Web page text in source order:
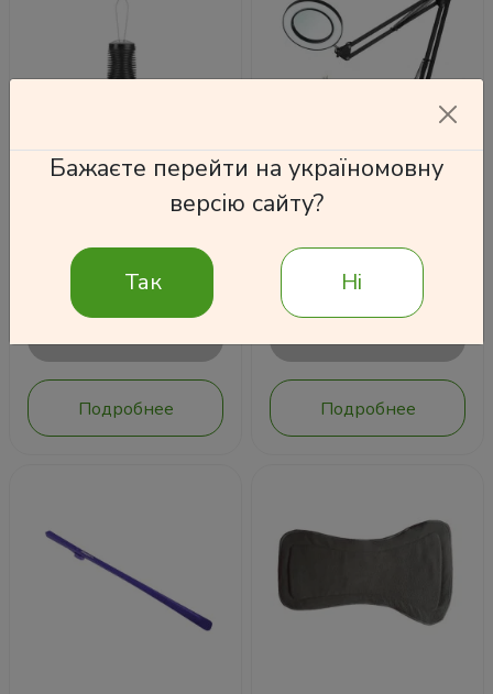
застегивания пуговиц
и молний
Подробнее
Лампа лупа с LED
подсветкой на
струбцине
1 500 грн
Подробнее
Бажаєте перейти на україномовну
версію сайту?
Так Ні